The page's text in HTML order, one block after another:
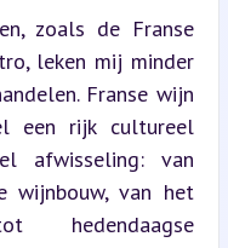
zoals de Franse
leken mij minder
Franse wijn
een rijk cultureel
afwisseling: van
wijnbouw, van het
hedendaagse